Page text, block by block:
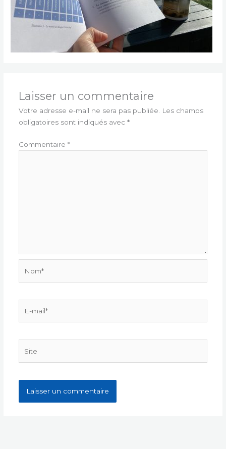
Laisser un commentaire
Votre adresse e-mail ne sera pas publiée. Les champs
obligatoires sont indiqués avec *
Commentaire *